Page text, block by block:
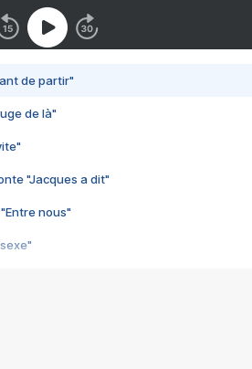
de partir"
de là"
"Jacques a dit"
nous"